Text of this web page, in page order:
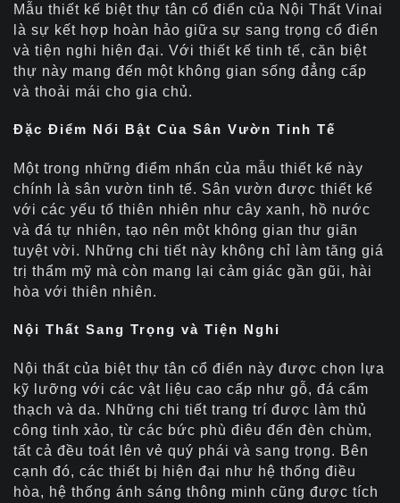
Mẫu thiết kế biệt thự tân cổ điển của Nội Thất Vinai
là sự kết hợp hoàn hảo giữa sự sang trọng cổ điển
và tiện nghi hiện đại. Với thiết kế tinh tế, căn biệt
thự này mang đến một không gian sống đẳng cấp
và thoải mái cho gia chủ.
Đặc Điểm Nổi Bật Của Sân Vườn Tinh Tế
Một trong những điểm nhấn của mẫu thiết kế này
chính là sân vườn tinh tế. Sân vườn được thiết kế
với các yếu tố thiên nhiên như cây xanh, hồ nước
và đá tự nhiên, tạo nên một không gian thư giãn
tuyệt vời. Những chi tiết này không chỉ làm tăng giá
trị thẩm mỹ mà còn mang lại cảm giác gần gũi, hài
hòa với thiên nhiên.
Nội Thất Sang Trọng và Tiện Nghi
Nội thất của biệt thự tân cổ điển này được chọn lựa
kỹ lưỡng với các vật liệu cao cấp như gỗ, đá cẩm
thạch và da. Những chi tiết trang trí được làm thủ
công tinh xảo, từ các bức phù điêu đến đèn chùm,
tất cả đều toát lên vẻ quý phái và sang trọng. Bên
cạnh đó, các thiết bị hiện đại như hệ thống điều
hòa, hệ thống ánh sáng thông minh cũng được tích